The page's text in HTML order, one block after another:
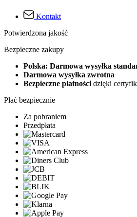
Kontakt
Potwierdzona jakość
Bezpieczne zakupy
Polska: Darmowa wysyłka
Darmowa wysyłka zwrotna
Bezpieczne płatności dzięki
Płać bezpiecznie
Za pobraniem
Przedpłata